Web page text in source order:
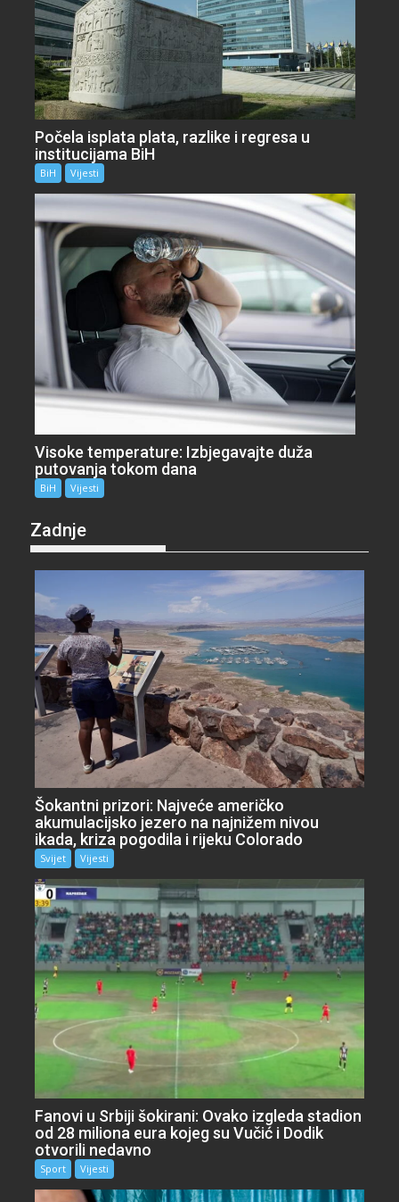
Počela isplata plata, razlike i regresa u
institucijama BiH
BiH Vijesti
Visoke temperature: Izbjegavajte duža
putovanja tokom dana
BiH Vijesti
Zadnje
Šokantni prizori: Najveće američko
akumulacijsko jezero na najnižem nivou
ikada, kriza pogodila i rijeku Colorado
Svijet Vijesti
Fanovi u Srbiji šokirani: Ovako izgleda stadion
od 28 miliona eura kojeg su Vučić i Dodik
otvorili nedavno
Sport Vijesti